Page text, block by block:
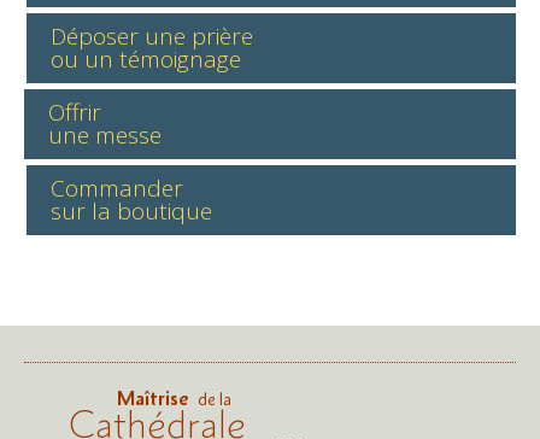
Déposer une prière
ou un témoignage
Offrir
une messe
Commander
sur la boutique
Maîtrise de la
Cathédrale